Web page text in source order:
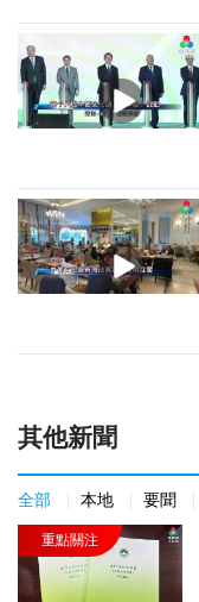
其他新聞
全部 本地 要聞